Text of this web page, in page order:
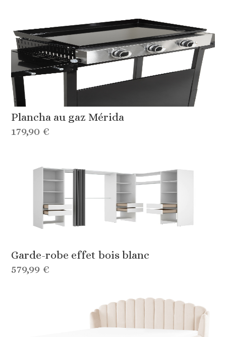
Plancha au gaz Mérida
179,90 €
Garde-robe effet bois blanc
579,99 €